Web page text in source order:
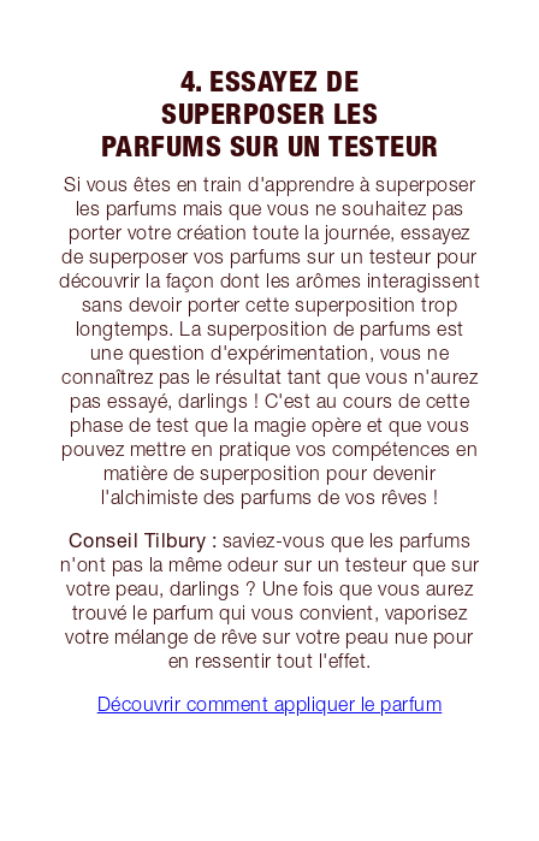
4. ESSAYEZ DE
SUPERPOSER LES
PARFUMS SUR UN TESTEUR
Si vous êtes en train d'apprendre à superposer
les parfums mais que vous ne souhaitez pas
porter votre création toute la journée, essayez
de superposer vos parfums sur un testeur pour
découvrir la façon dont les arômes interagissent
sans devoir porter cette superposition trop
longtemps. La superposition de parfums est
une question d'expérimentation, vous ne
connaîtrez pas le résultat tant que vous n'aurez
pas essayé, darlings ! C'est au cours de cette
phase de test que la magie opère et que vous
pouvez mettre en pratique vos compétences en
matière de superposition pour devenir
l'alchimiste des parfums de vos rêves !
Conseil Tilbury : saviez-vous que les parfums
n'ont pas la même odeur sur un testeur que sur
votre peau, darlings ? Une fois que vous aurez
trouvé le parfum qui vous convient, vaporisez
votre mélange de rêve sur votre peau nue pour
en ressentir tout l'effet.
Découvrir comment appliquer le parfum